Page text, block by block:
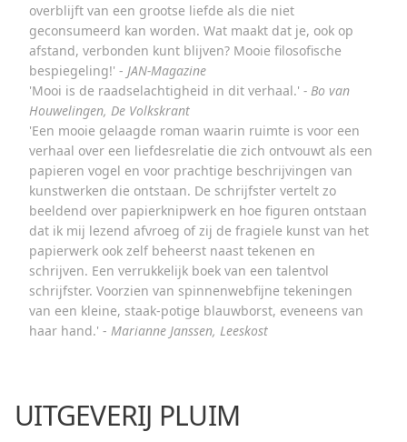
overblijft van een grootse liefde als die niet
geconsumeerd kan worden. Wat maakt dat je, ook op
afstand, verbonden kunt blijven? Mooie filosofische
bespiegeling!' - JAN-Magazine
'Mooi is de raadselachtigheid in dit verhaal.' - Bo van
Houwelingen, De Volkskrant
'Een mooie gelaagde roman waarin ruimte is voor een
verhaal over een liefdesrelatie die zich ontvouwt als een
papieren vogel en voor prachtige beschrijvingen van
kunstwerken die ontstaan. De schrijfster vertelt zo
beeldend over papierknipwerk en hoe figuren ontstaan
dat ik mij lezend afvroeg of zij de fragiele kunst van het
papierwerk ook zelf beheerst naast tekenen en
schrijven. Een verrukkelijk boek van een talentvol
schrijfster. Voorzien van spinnenwebfijne tekeningen
van een kleine, staak-potige blauwborst, eveneens van
haar hand.' - Marianne Janssen, Leeskost
UITGEVERIJ PLUIM